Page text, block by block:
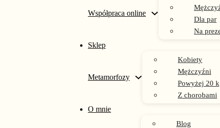
Współpraca online
Dla par
Na
Sklep
Metamorfozy
Kobiety
Mężczyźni
Powyżej 20
Z chorobami
O mnie
Blog
zdrowe jelita przy IBS